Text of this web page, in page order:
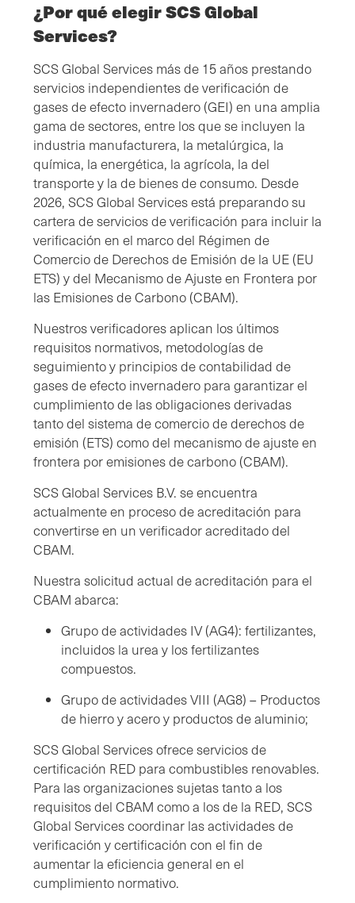
¿Por qué elegir SCS Global
Services?
SCS Global Services más de 15 años prestando
servicios independientes de verificación de
gases de efecto invernadero (GEI) en una amplia
gama de sectores, entre los que se incluyen la
industria manufacturera, la metalúrgica, la
química, la energética, la agrícola, la del
transporte y la de bienes de consumo. Desde
2026, SCS Global Services está preparando su
cartera de servicios de verificación para incluir la
verificación en el marco del Régimen de
Comercio de Derechos de Emisión de la UE (EU
ETS) y del Mecanismo de Ajuste en Frontera por
las Emisiones de Carbono (CBAM).
Nuestros verificadores aplican los últimos
requisitos normativos, metodologías de
seguimiento y principios de contabilidad de
gases de efecto invernadero para garantizar el
cumplimiento de las obligaciones derivadas
tanto del sistema de comercio de derechos de
emisión (ETS) como del mecanismo de ajuste en
frontera por emisiones de carbono (CBAM).
SCS Global Services B.V. se encuentra
actualmente en proceso de acreditación para
convertirse en un verificador acreditado del
CBAM.
Nuestra solicitud actual de acreditación para el
CBAM abarca:
Grupo de actividades IV (AG4): fertilizantes,
incluidos la urea y los fertilizantes
compuestos.
Grupo de actividades VIII (AG8) – Productos
de hierro y acero y productos de aluminio;
SCS Global Services ofrece servicios de
certificación RED para combustibles renovables.
Para las organizaciones sujetas tanto a los
requisitos del CBAM como a los de la RED, SCS
Global Services coordinar las actividades de
verificación y certificación con el fin de
aumentar la eficiencia general en el
cumplimiento normativo.